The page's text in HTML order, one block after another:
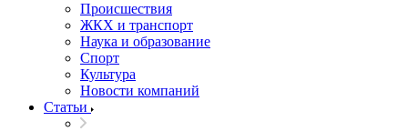
Происшествия
ЖКХ и транспорт
Наука и образование
Спорт
Культура
Новости компаний
Статьи